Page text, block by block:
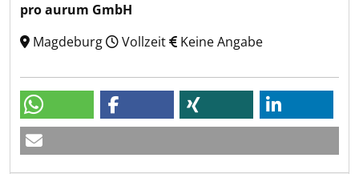
pro aurum GmbH
Magdeburg
Vollzeit Keine Angabe